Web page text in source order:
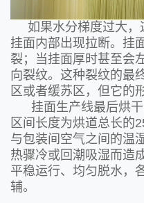
如果水分梯度过大，
挂面内部出现拉断。挂
裂；当挂面厚时甚至会
向裂纹。这种裂纹的最
区或者缓苏区，但它的
挂面生产线最后烘干
区间长度为烘道总长的
与包装间空气之间的温
热骤冷或回潮吸湿而造
平稳运行、均匀脱水，
辅。